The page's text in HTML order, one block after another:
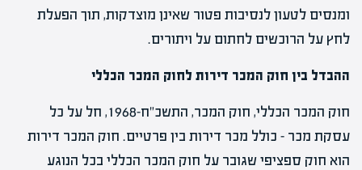
ומנסים לטעון לנסיבות פטור שאינן מוצדקות, תוך הפעלת
לחץ על הרוכשים לחתום על ויתורים.
ההבדל בין חוק המכר דירות לחוק המכר הכללי
חוק המכר הכללי, חוק המכר, התשכ"ח-1968, חל על כל
עסקת מכר – כולל מכר דירות בין פרטיים. חוק המכר דירות
הוא חוק ספציפי שגובר על חוק המכר הכללי בכל הנוגע